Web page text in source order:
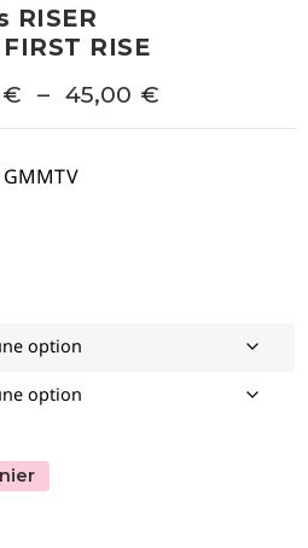
RISER
RISE
€ – 45,00 €